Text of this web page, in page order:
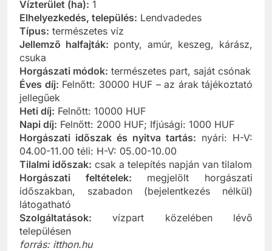
Vízterület (ha): 1
Elhelyezkedés, település: Lendvadedes
Típus: természetes víz
Jellemző halfajták: ponty, amúr, keszeg, kárász,
csuka
Horgászati módok: természetes part, saját csónak
Éves díj: Felnőtt: 30000 HUF – az árak tájékoztató
jellegűek
Heti díj: Felnőtt: 10000 HUF
Napi díj: Felnőtt: 2000 HUF; Ifjúsági: 1000 HUF
Horgászati időszak és nyitva tartás: nyári: H-V:
04.00-11.00 téli: H-V: 05.00-10.00
Tilalmi időszak: csak a telepítés napján van tilalom
Horgászati feltételek: megjelölt horgászati
időszakban, szabadon (bejelentkezés nélkül)
látogatható
Szolgáltatások: vízpart közelében lévő
településen
forrás: itthon.hu